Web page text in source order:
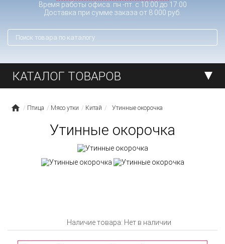
Время работы офиса: пн.-пт. с 10:00 до 17:00
Доставка при сумме заказа от 8 000 руб.
КАТАЛОГ ТОВАРОВ
Птица Мясо утки Китай Утинные окорочка
Утинные окорочка
Наличие товара: Нет в наличии